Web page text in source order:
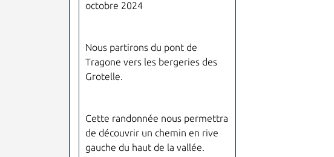
octobre 2024
Nous partirons du pont de
Tragone vers les bergeries des
Grotelle.
Cette randonnée nous permettra
de découvrir un chemin en rive
gauche du haut de la vallée.